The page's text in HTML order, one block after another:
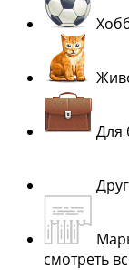
Для
смотреть